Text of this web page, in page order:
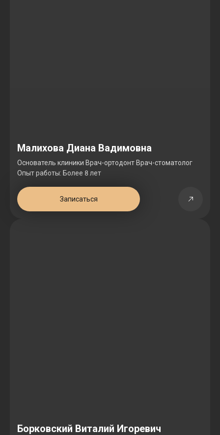
Малихова Диана Вадимовна
Основатель клиники Врач-ортодонт Врач-стоматолог
Опыт работы: Более 8 лет
Записаться
Борковский Виталий Игоревич